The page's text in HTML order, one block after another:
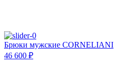
Брюки мужские CORNELIANI
46 600 ₽